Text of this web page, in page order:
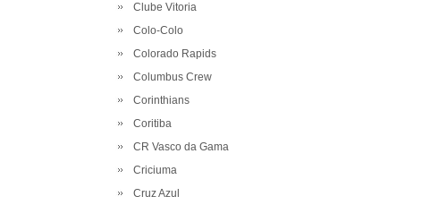
Clube Vitoria
Colo-Colo
Colorado Rapids
Columbus Crew
Corinthians
Coritiba
CR Vasco da Gama
Criciuma
Cruz Azul